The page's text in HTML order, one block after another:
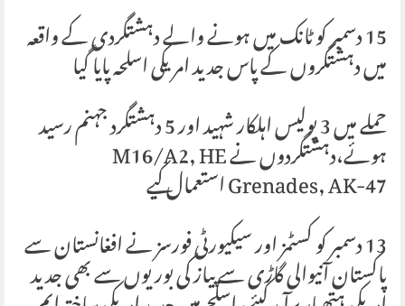
15 دسمبر کو ٹانک میں ہونے والے دہشتگردی کے واقعہ
میں دہشتگروں کے پاس جدید امریکی اسلحہ پایا گیا
حملے میں 3 پولیس اہلکار شہید اور 5 دہشتگرد جہنم رسیدہوئے،دہشتگردوں نے M16/A2, HEGrenades, AK-47 استعمال کیے
13 دسمبر کو کسٹمز اور سیکیورٹی فورسز نے افغانستان سے
پاکستان آنیوالی گاڑی سے پیاز کی بوریوں سے بھی جدید